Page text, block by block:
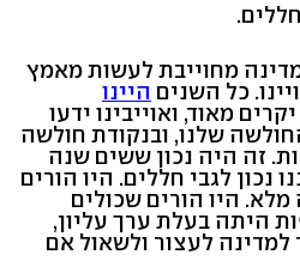
מחוייבת לעשות מאמץ
כל השנים היינו
יקרים מאוד, ואוייבינו ידעו
שלנו, ובנקודת חולשה
זה היה נכון ששים שנה
נכון לגבי חללים. היו הורים
היו הורים שכולים
היתה בעלת ערך עליון,
לעצור ולשאול אם